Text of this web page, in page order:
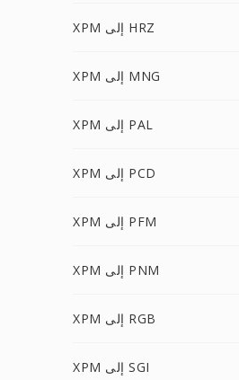
XPM إلى HRZ
XPM إلى MNG
XPM إلى PAL
XPM إلى PCD
XPM إلى PFM
XPM إلى PNM
XPM إلى RGB
XPM إلى SGI